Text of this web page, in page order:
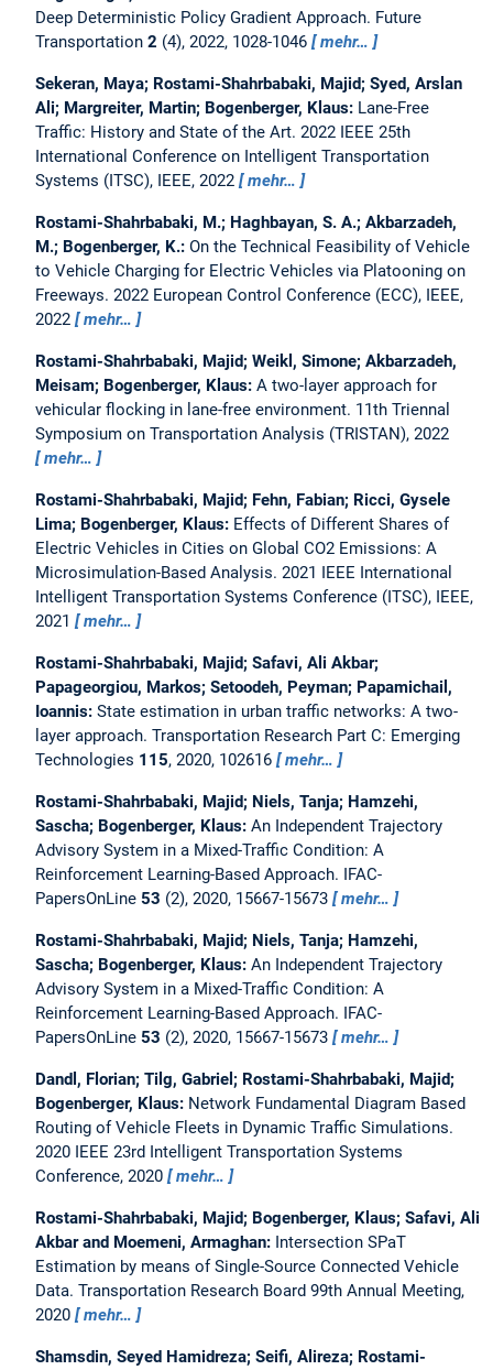
Deep Deterministic Policy Gradient Approach. Future
Transportation 2 (4), 2022, 1028-1046 mehr…
Sekeran, Maya; Rostami-Shahrbabaki, Majid; Syed, Arslan
Ali; Margreiter, Martin; Bogenberger, Klaus: Lane-Free
Traffic: History and State of the Art. 2022 IEEE 25th
International Conference on Intelligent Transportation
Systems (ITSC), IEEE, 2022
mehr…
Rostami-Shahrbabaki, M.; Haghbayan, S. A.; Akbarzadeh,
M.; Bogenberger, K.: On the Technical Feasibility of Vehicle
to Vehicle Charging for Electric Vehicles via Platooning on
Freeways. 2022 European Control Conference (ECC), IEEE,
2022
mehr…
Rostami-Shahrbabaki, Majid; Weikl, Simone; Akbarzadeh,
Meisam; Bogenberger, Klaus: A two-layer approach for
vehicular flocking in lane-free environment. 11th Triennal
Symposium on Transportation Analysis (TRISTAN), 2022
mehr…
Rostami-Shahrbabaki, Majid; Fehn, Fabian; Ricci, Gysele
Lima; Bogenberger, Klaus: Effects of Different Shares of
Electric Vehicles in Cities on Global CO2 Emissions: A
Microsimulation-Based Analysis. 2021 IEEE International
Intelligent Transportation Systems Conference (ITSC), IEEE,
2021
mehr…
Rostami-Shahrbabaki, Majid; Safavi, Ali Akbar;
Papageorgiou, Markos; Setoodeh, Peyman; Papamichail,
Ioannis: State estimation in urban traffic networks: A two-
layer approach. Transportation Research Part C: Emerging
Technologies 115, 2020, 102616 mehr…
Rostami-Shahrbabaki, Majid; Niels, Tanja; Hamzehi,
Sascha; Bogenberger, Klaus: An Independent Trajectory
Advisory System in a Mixed-Traffic Condition: A
Reinforcement Learning-Based Approach. IFAC-
PapersOnLine 53 (2), 2020, 15667-15673 mehr…
Rostami-Shahrbabaki, Majid; Niels, Tanja; Hamzehi,
Sascha; Bogenberger, Klaus: An Independent Trajectory
Advisory System in a Mixed-Traffic Condition: A
Reinforcement Learning-Based Approach. IFAC-
PapersOnLine 53 (2), 2020, 15667-15673 mehr…
Dandl, Florian; Tilg, Gabriel; Rostami-Shahrbabaki, Majid;
Bogenberger, Klaus: Network Fundamental Diagram Based
Routing of Vehicle Fleets in Dynamic Traffic Simulations.
2020 IEEE 23rd Intelligent Transportation Systems
Conference, 2020
mehr…
Rostami-Shahrbabaki, Majid; Bogenberger, Klaus; Safavi, Ali
Akbar and Moemeni, Armaghan: Intersection SPaT
Estimation by means of Single-Source Connected Vehicle
Data. Transportation Research Board 99th Annual Meeting,
2020
mehr…
Shamsdin, Seyed Hamidreza; Seifi, Alireza; Rostami-